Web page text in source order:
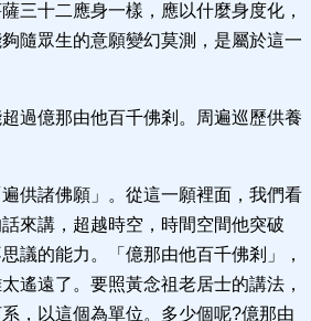
三十二應身一樣，應以什麼身度化，
隨眾生的意願變幻莫測，是屬於這一
超過億那由他百千佛剎。周遍巡歷供養
供諸佛願」。從這一願裡面，我們看
來講，超越時空，時間空間他突破
議的能力。「億那由他百千佛剎」，
遙遠了。要照黃念祖老居士的講法，
，以這個為單位。多少個呢?億那由